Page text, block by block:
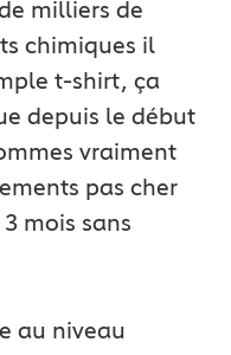
milliers de
chimiques il
t-shirt, ça
depuis le début
vraiment
pas cher
mois sans
au niveau